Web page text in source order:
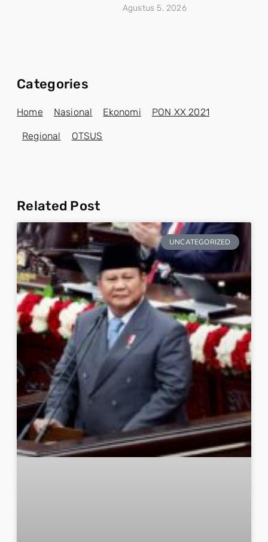
Agustus 5, 2026
Categories
Home Nasional Ekonomi PON XX 2021
Regional OTSUS
Related Post
UNCATEGORIZED